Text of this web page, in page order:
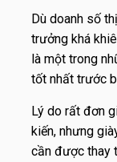
Dù doanh số
trưởng khá
là một trong
tốt nhất trước
Lý do rất đơn
kiến, nhưng
cần được thay